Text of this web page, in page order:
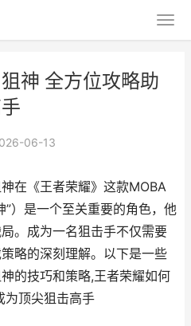
神 全方位攻略助
06-13
在《王者荣耀》这款MOBA
”）是一个至关重要的角色，他
。成为一名狙击手不仅需要
略的深刻理解。以下是一些
的技巧和策略,王者荣耀如何
为顶尖狙击高手